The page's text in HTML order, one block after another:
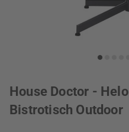
House Doctor - Helo
Bistrotisch Outdoor